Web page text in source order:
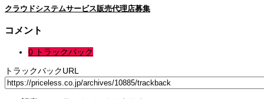
クラウドシステムサービス販売代理店募集
コメント
0 トラックバック
トラックバックURL